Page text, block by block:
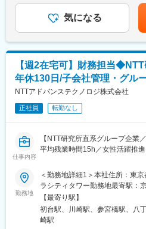
「これまでの経理経験を活かし
「日常経理だけでなく、月次・
という方におすすめのポジショ
・月次決算補助
・年次決算補助
・販管費管理
・売上・売上原価計上
・預金管理（振込処理・残高管理
・請求書確認、支払処理
・経費精算
・会計データの確認、集計
・税理士対応に必要な資料準備
・グループ会社4社の経理業務補
■業務の特徴：
◇ご経験に応じて、ホールディ
や、業務改善・新システム導入
きます。
◇入社後は、これまでのご経験
給：年1回■賞与：年1回（6月・
額であり、選考を通じて上下す
固定手当を含めた表記です。
気になる
【週2在宅可】財務担当
年休130日/子会社管理・グル
NTTアドバンステクノロジ株式会社
正社員 転勤なし
仕事内容
【NTT研究所直系グループ企業
平均残業時間15h／女性活躍推
■仕事内容：
※スキル、適性に応じて業務を割
・会社法決算一巡
・各租税申告全般
・資金計画管理
勤務地
＜勤務地詳細1＞本社住所：東
ラシティタワー勤務地最寄駅：
策：屋内喫煙可能場所あり＜勤
崎市幸区大宮町 ミューザ川崎セ
内全面禁煙
【最寄り駅】
初台駅、川崎駅、参宮橋駅、八
崎駅